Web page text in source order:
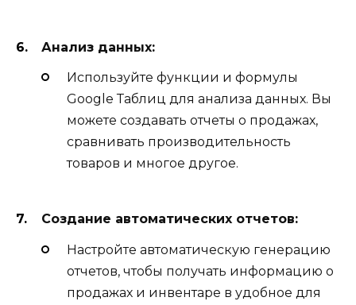
Анализ данных:
Используйте функции и формулы
Google Таблиц для анализа данных. Вы
можете создавать отчеты о продажах,
сравнивать производительность
товаров и многое другое.
Создание автоматических отчетов:
Настройте автоматическую генерацию
отчетов, чтобы получать информацию о
продажах и инвентаре в удобное для